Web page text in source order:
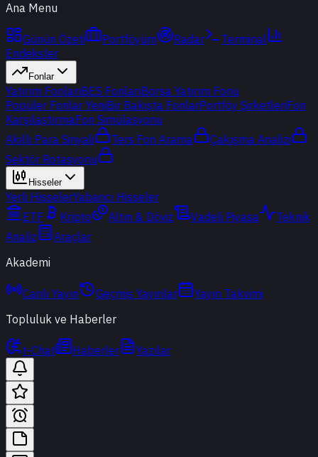
Ana Menu
Günün Özeti Portföyüm Radar
Terminal
Endeksler
Fonlar
Yatırım FonlarıBES FonlarıBorsa Yatırım Fonu
Popüler Fonlar YeniBir Bakışta FonlarPortföy ŞirketleriFon
KarşılaştırmaFon Simülasyonu
Akıllı Para Sinyali
Ters Fon Arama
Çakışma Analizi
Sektör Rotasyonu
Hisseler
Yerli HisselerYabancı Hisseler
ETF
Kripto Altın & Döviz Vadeli Piyasa
Teknik
Analiz
Araçlar
Akademi
Canlı Yayın Geçmiş Yayınlar
Yayın Takvimi
Topluluk ve Haberler
t-Chat Haberler Yazılar